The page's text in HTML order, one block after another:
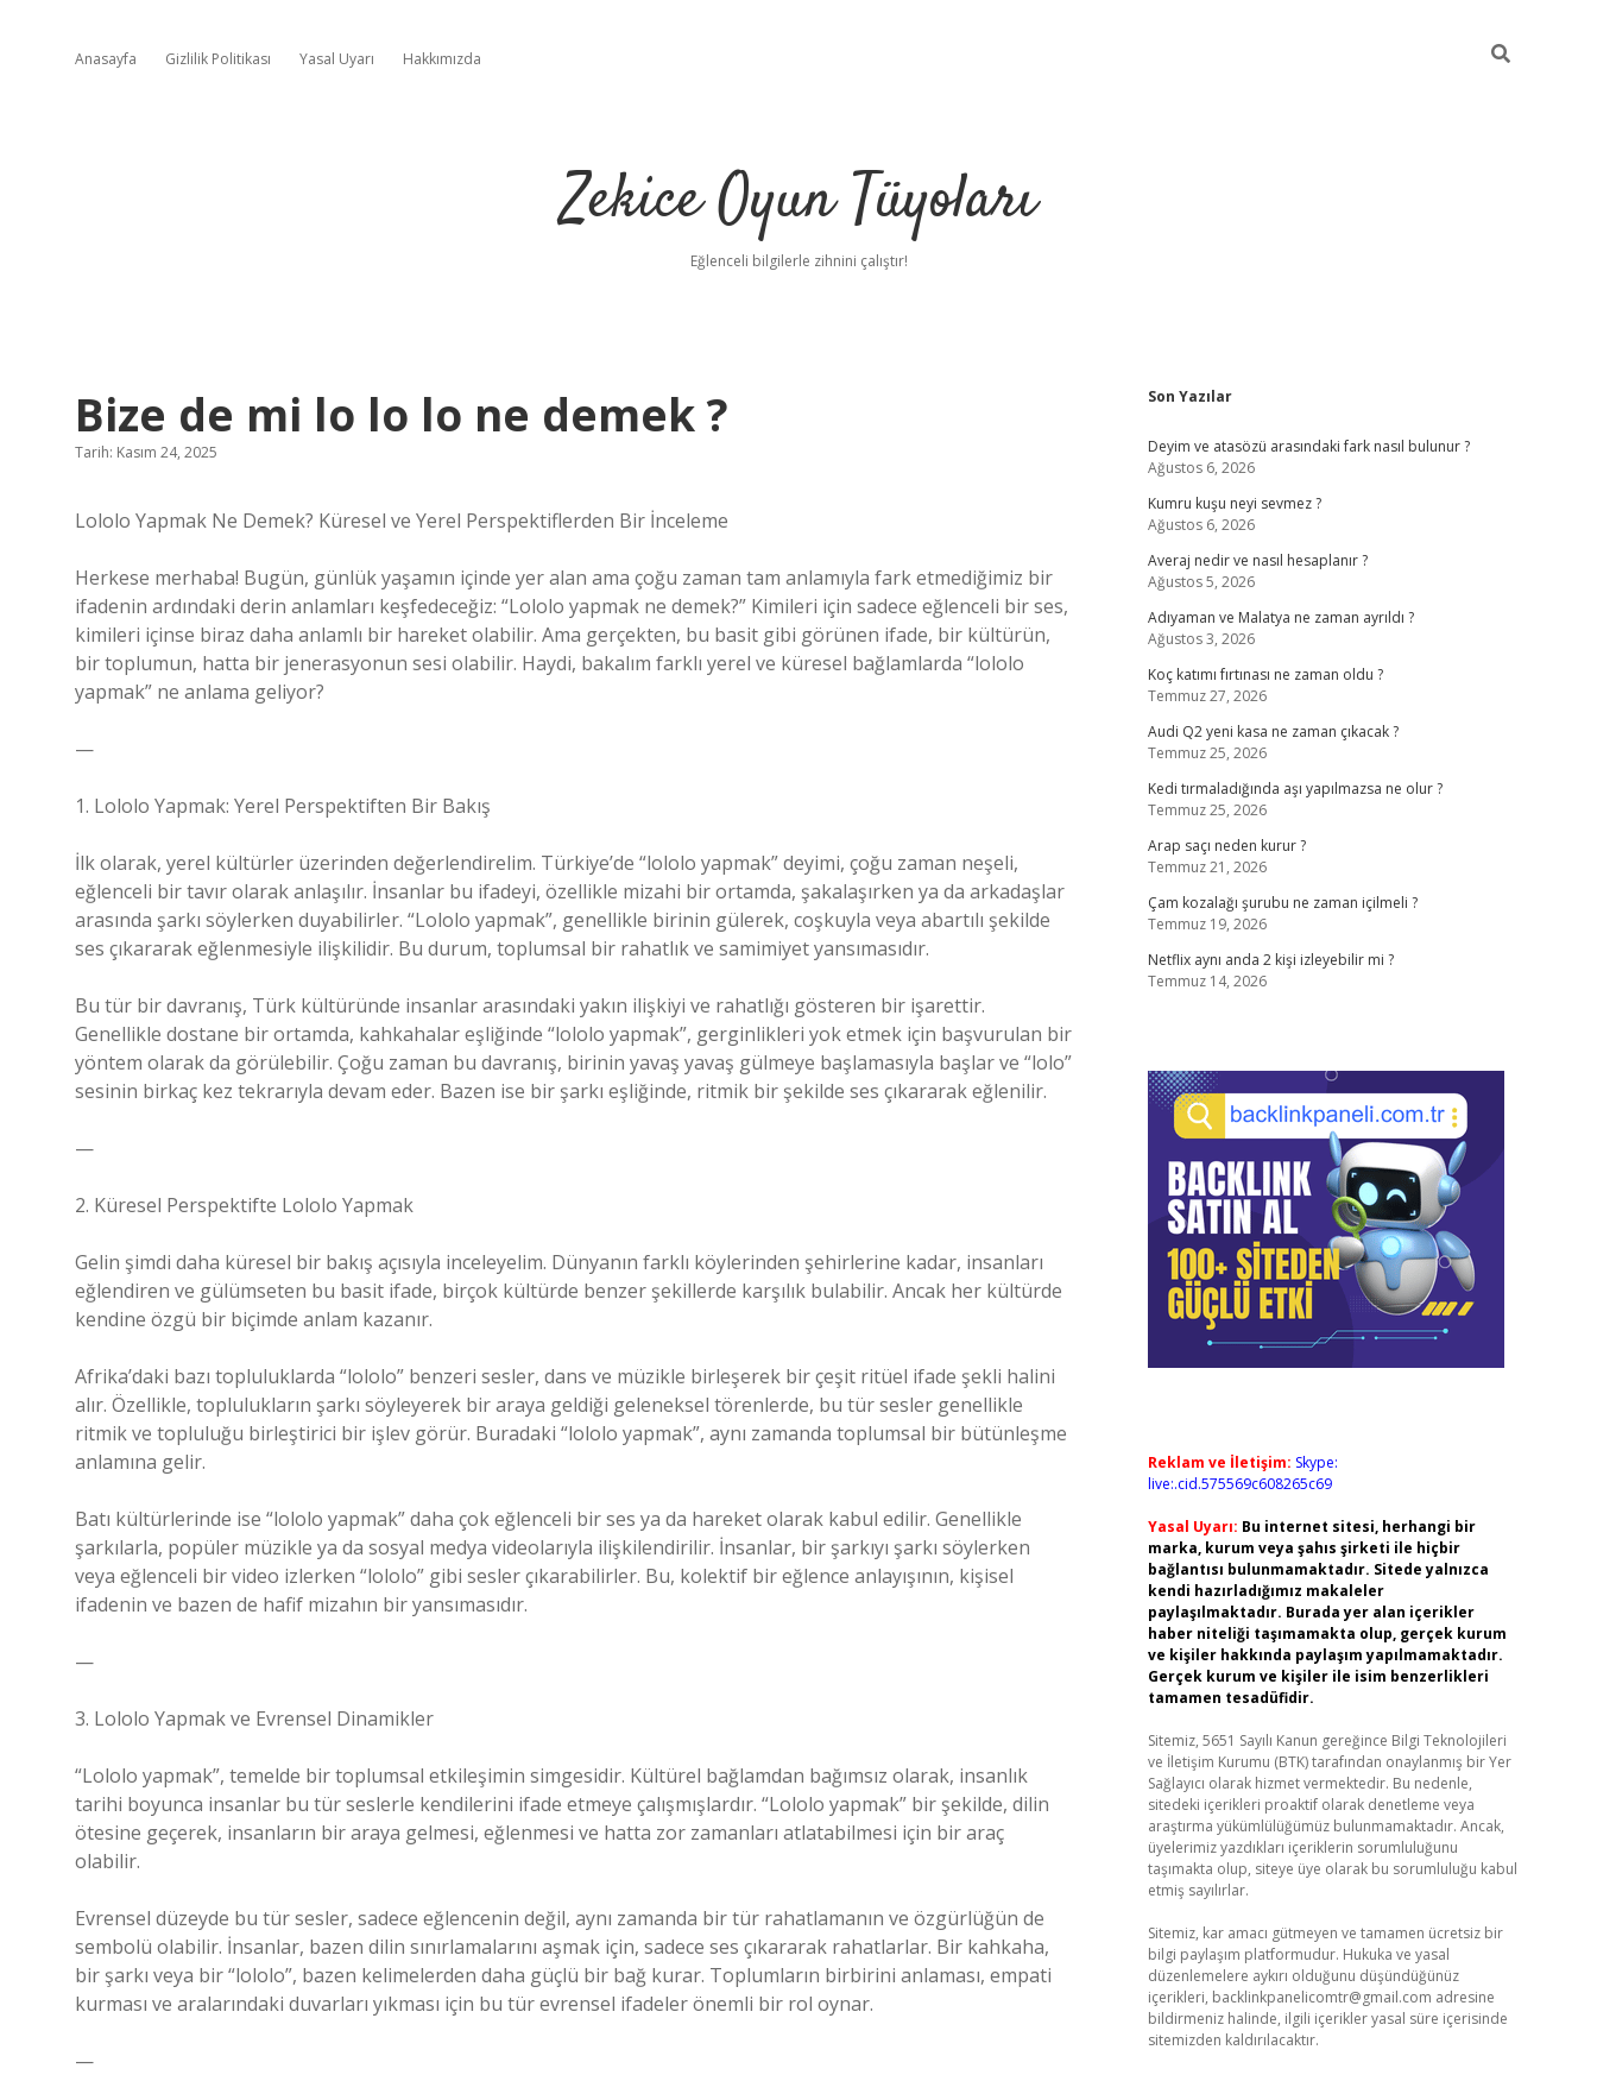
Anasayfa Gizlilik Politikası Yasal Uyarı Hakkımızda
Zekice Oyun Tüyoları
Eğlenceli bilgilerle zihnini çalıştır!
Bize de mi lo lo lo ne demek ?
Tarih: Kasım 24, 2025
Lololo Yapmak Ne Demek? Küresel ve Yerel Perspektiflerden Bir İnceleme
Herkese merhaba! Bugün, günlük yaşamın içinde yer alan ama çoğu zaman tam anlamıyla fark etmediğimiz bir
ifadenin ardındaki derin anlamları keşfedeceğiz: “Lololo yapmak ne demek?” Kimileri için sadece eğlenceli bir ses,
kimileri içinse biraz daha anlamlı bir hareket olabilir. Ama gerçekten, bu basit gibi görünen ifade, bir kültürün,
bir toplumun, hatta bir jenerasyonun sesi olabilir. Haydi, bakalım farklı yerel ve küresel bağlamlarda “lololo
yapmak” ne anlama geliyor?
—
1. Lololo Yapmak: Yerel Perspektiften Bir Bakış
İlk olarak, yerel kültürler üzerinden değerlendirelim. Türkiye’de “lololo yapmak” deyimi, çoğu zaman neşeli,
eğlenceli bir tavır olarak anlaşılır. İnsanlar bu ifadeyi, özellikle mizahi bir ortamda, şakalaşırken ya da arkadaşlar
arasında şarkı söylerken duyabilirler. “Lololo yapmak”, genellikle birinin gülerek, coşkuyla veya abartılı şekilde
ses çıkararak eğlenmesiyle ilişkilidir. Bu durum, toplumsal bir rahatlık ve samimiyet yansımasıdır.
Bu tür bir davranış, Türk kültüründe insanlar arasındaki yakın ilişkiyi ve rahatlığı gösteren bir işarettir.
Genellikle dostane bir ortamda, kahkahalar eşliğinde “lololo yapmak”, gerginlikleri yok etmek için başvurulan bir
yöntem olarak da görülebilir. Çoğu zaman bu davranış, birinin yavaş yavaş gülmeye başlamasıyla başlar ve “lolo”
sesinin birkaç kez tekrarıyla devam eder. Bazen ise bir şarkı eşliğinde, ritmik bir şekilde ses çıkararak eğlenilir.
—
2. Küresel Perspektifte Lololo Yapmak
Gelin şimdi daha küresel bir bakış açısıyla inceleyelim. Dünyanın farklı köylerinden şehirlerine kadar, insanları
eğlendiren ve gülümseten bu basit ifade, birçok kültürde benzer şekillerde karşılık bulabilir. Ancak her kültürde
kendine özgü bir biçimde anlam kazanır.
Afrika’daki bazı topluluklarda “lololo” benzeri sesler, dans ve müzikle birleşerek bir çeşit ritüel ifade şekli halini
alır. Özellikle, toplulukların şarkı söyleyerek bir araya geldiği geleneksel törenlerde, bu tür sesler genellikle
ritmik ve topluluğu birleştirici bir işlev görür. Buradaki “lololo yapmak”, aynı zamanda toplumsal bir bütünleşme
anlamına gelir.
Batı kültürlerinde ise “lololo yapmak” daha çok eğlenceli bir ses ya da hareket olarak kabul edilir. Genellikle
şarkılarla, popüler müzikle ya da sosyal medya videolarıyla ilişkilendirilir. İnsanlar, bir şarkıyı şarkı söylerken
veya eğlenceli bir video izlerken “lololo” gibi sesler çıkarabilirler. Bu, kolektif bir eğlence anlayışının, kişisel
ifadenin ve bazen de hafif mizahın bir yansımasıdır.
—
3. Lololo Yapmak ve Evrensel Dinamikler
“Lololo yapmak”, temelde bir toplumsal etkileşimin simgesidir. Kültürel bağlamdan bağımsız olarak, insanlık
tarihi boyunca insanlar bu tür seslerle kendilerini ifade etmeye çalışmışlardır. “Lololo yapmak” bir şekilde, dilin
ötesine geçerek, insanların bir araya gelmesi, eğlenmesi ve hatta zor zamanları atlatabilmesi için bir araç
olabilir.
Evrensel düzeyde bu tür sesler, sadece eğlencenin değil, aynı zamanda bir tür rahatlamanın ve özgürlüğün de
sembolü olabilir. İnsanlar, bazen dilin sınırlamalarını aşmak için, sadece ses çıkararak rahatlarlar. Bir kahkaha,
bir şarkı veya bir “lololo”, bazen kelimelerden daha güçlü bir bağ kurar. Toplumların birbirini anlaması, empati
kurması ve aralarındaki duvarları yıkması için bu tür evrensel ifadeler önemli bir rol oynar.
—
Sidebar
Son Yazılar
Deyim ve atasözü arasındaki fark nasıl bulunur ?
Ağustos 6, 2026
Kumru kuşu neyi sevmez ?
Ağustos 6, 2026
Averaj nedir ve nasıl hesaplanır ?
Ağustos 5, 2026
Adıyaman ve Malatya ne zaman ayrıldı ?
Ağustos 3, 2026
Koç katımı fırtınası ne zaman oldu ?
Temmuz 27, 2026
Audi Q2 yeni kasa ne zaman çıkacak ?
Temmuz 25, 2026
Kedi tırmaladığında aşı yapılmazsa ne olur ?
Temmuz 25, 2026
Arap saçı neden kurur ?
Temmuz 21, 2026
Çam kozalağı şurubu ne zaman içilmeli ?
Temmuz 19, 2026
Netflix aynı anda 2 kişi izleyebilir mi ?
Temmuz 14, 2026
Reklam ve İletişim: Skype:
live:.cid.575569c608265c69
Yasal Uyarı: Bu internet sitesi, herhangi bir
marka, kurum veya şahıs şirketi ile hiçbir
bağlantısı bulunmamaktadır. Sitede yalnızca
kendi hazırladığımız makaleler
paylaşılmaktadır. Burada yer alan içerikler
haber niteliği taşımamakta olup, gerçek kurum
ve kişiler hakkında paylaşım yapılmamaktadır.
Gerçek kurum ve kişiler ile isim benzerlikleri
tamamen tesadüfidir.
Sitemiz, 5651 Sayılı Kanun gereğince Bilgi Teknolojileri
ve İletişim Kurumu (BTK) tarafından onaylanmış bir Yer
Sağlayıcı olarak hizmet vermektedir. Bu nedenle,
sitedeki içerikleri proaktif olarak denetleme veya
araştırma yükümlülüğümüz bulunmamaktadır. Ancak,
üyelerimiz yazdıkları içeriklerin sorumluluğunu
taşımakta olup, siteye üye olarak bu sorumluluğu kabul
etmiş sayılırlar.
Sitemiz, kar amacı gütmeyen ve tamamen ücretsiz bir
bilgi paylaşım platformudur. Hukuka ve yasal
düzenlemelere aykırı olduğunu düşündüğünüz
içerikleri, backlinkpanelicomtr@gmail.com adresine
bildirmeniz halinde, ilgili içerikler yasal süre içerisinde
sitemizden kaldırılacaktır.
vdcasino sitesigrandoperabet giriş